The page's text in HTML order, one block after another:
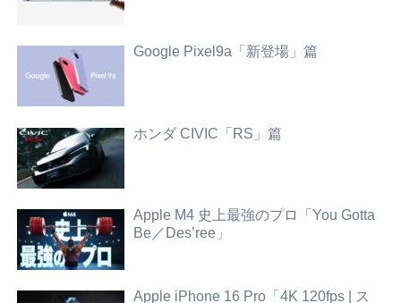
Google Pixel9a「新登場」篇
ホンダ CIVIC「RS」篇
Apple M4 史上最強のプロ「You Gotta
Be／Des’ree」
Apple iPhone 16 Pro「4K 120fps | ス